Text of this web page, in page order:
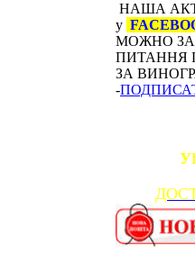
НАША
у
МОЖНО
ПИТАННЯ
ЗА
-